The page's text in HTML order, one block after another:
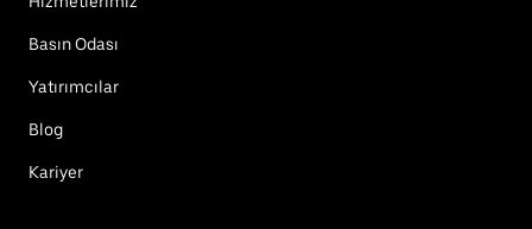
Basın Odası
Yatırımcılar
Blog
Kariyer